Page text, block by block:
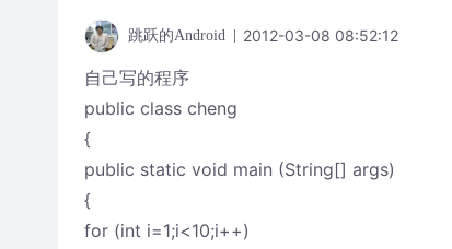
跳跃的Android 2012-03-08 08:52:12
自己写的程序
public class cheng
{
public static void main (String[] args)
{
for (int i=1;i<10;i++)